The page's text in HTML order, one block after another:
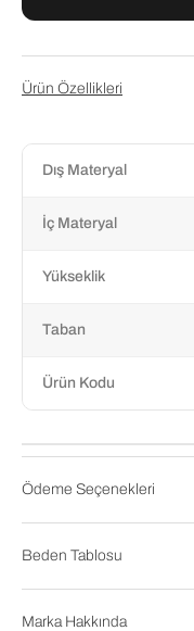
Ürün Özellikleri
Dış Materyal
İç Materyal
Yükseklik
Taban
Ürün Kodu
Ödeme Seçenekleri
Beden Tablosu
Marka Hakkında